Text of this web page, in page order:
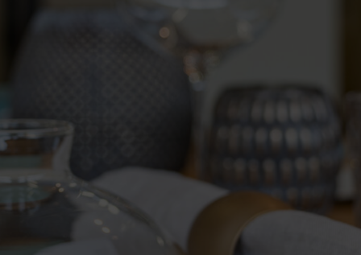
Brenntemperatur von 1.200°C macht alle Artikel
robust und dicht, so dass kein Wasser z.B. beim
Spülen aufgenommen wird. Die Glasur schützt
die Dekore, so dass sie bedenkenlos in der
Spülmaschine gereinigt werden können.